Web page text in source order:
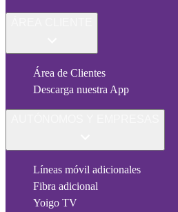
Área de Clientes
Descarga nuestra App
Líneas móvil adicionales
Fibra adicional
Yoigo TV